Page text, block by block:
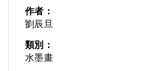
作者：
劉辰旦
類別：
水墨畫